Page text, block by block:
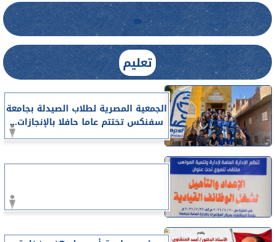
تعليم
الجمعية المصرية لطلاب الصيدلة بجامعة
سفنكس تختتم عاما حافلا بالإنجازات...